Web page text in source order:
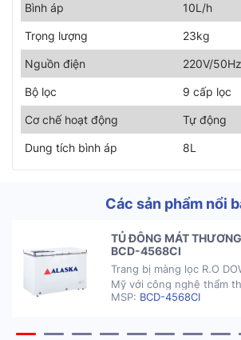
Bình áp 10L/h
Trọng lượng 23kg
Nguồn điện 220V/50Hz
Bộ lọc 9 cấp lọc
Cơ chế hoạt động Tự động
Dung tích bình áp 8L
Các sản phẩm nổi
TỦ ĐÔNG MÁT
BCD-4568CI
Trang bị màng lọc R.O
Mỹ với công nghệ thẩm
ngang, tuổi thọ màng lọc
MSP: BCD-4568CI